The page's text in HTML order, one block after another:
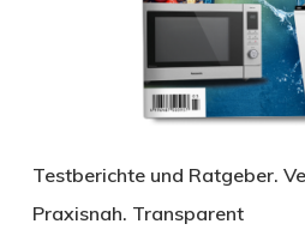
Testberichte und Ratgeber.
Praxisnah. Transparent